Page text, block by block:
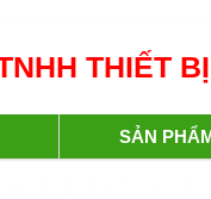
THIẾT
SẢN